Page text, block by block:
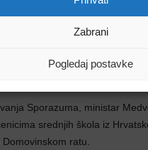
Zabrani
Pogledaj postavke
sjećanja na one koji su
Sporazuma, ministar
srednjih škola iz
ratu.